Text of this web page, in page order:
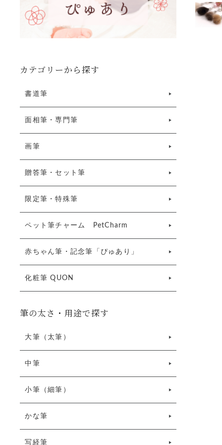
カテゴリーから探す
書道筆
面相筆・専門筆
画筆
贈答筆・セット筆
限定筆・特殊筆
ペット筆チャーム PetCharm
赤ちゃん筆・記念筆「ぴゅあり」
化粧筆 QUON
筆の太さ・用途で探す
大筆（太筆）
中筆
小筆（細筆）
かな筆
写経筆